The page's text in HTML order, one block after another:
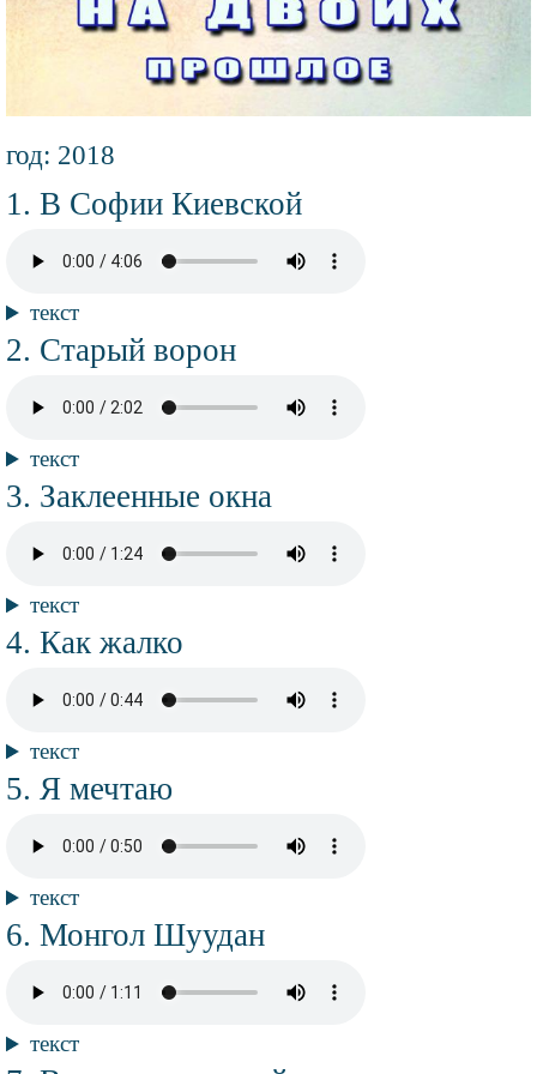
Информация
об
альбоме
год: 2018
Композиции
Название
композиции
В Софии Киевской
файл
Текст
композиции
текст
Название
композиции
Старый ворон
файл
Текст
композиции
текст
Название
Заклеенные окна
файл
Текст
композиции
текст
Название
Как жалко
файл
Текст
композиции
текст
Название
Я мечтаю
файл
Текст
композиции
текст
Название
Монгол Шуудан
файл
Текст
текст